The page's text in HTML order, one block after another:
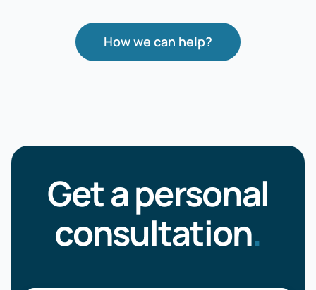
How we can help?
Get a personal
consultation.